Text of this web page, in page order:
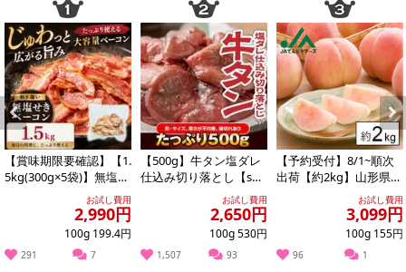
Previous
【賞味期限要確認】【1.
5kg(300g×5袋)】無塩せ
きベーコン 【形不揃お試し費用
2,990円
100g 199.4円
291 7
【500g】牛タン塩ダレ
仕込み切り落とし【s
お試し費用
2,650円
100g 530円
1,507 93
【予約受付】8/1~順次
出荷【約2kg】山形県産
白桃(品種・玉数おまか
お試し費用
3,099円
100g 155円
96 1
Next